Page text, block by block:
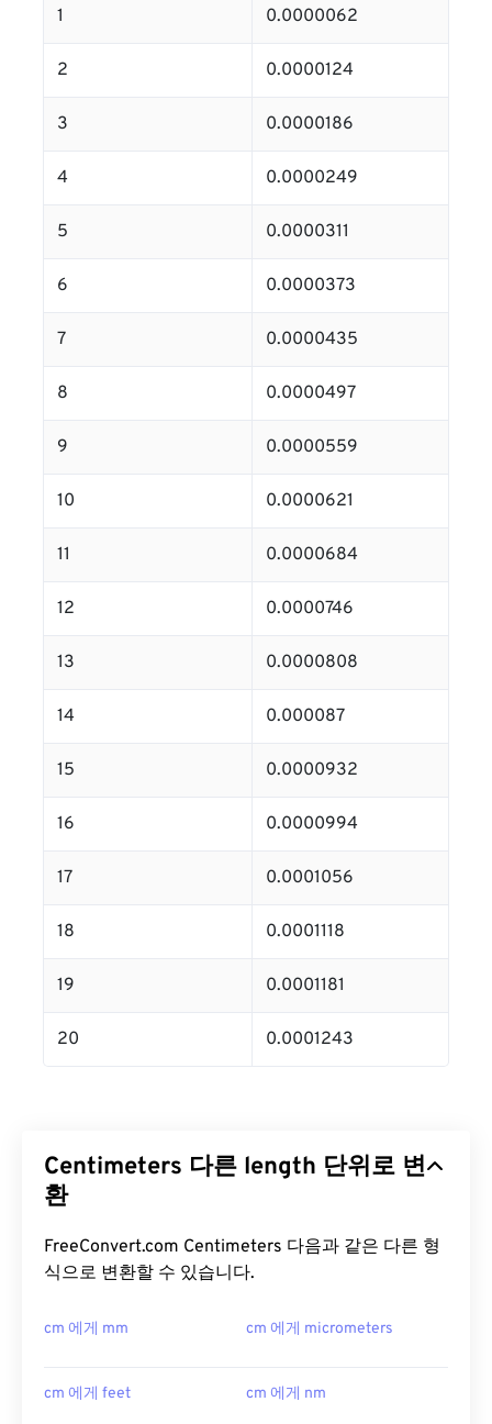
1 0.0000062
2 0.0000124
3 0.0000186
4 0.0000249
5 0.0000311
6 0.0000373
7 0.0000435
8 0.0000497
9 0.0000559
10 0.0000621
11 0.0000684
12 0.0000746
13 0.0000808
14 0.000087
15 0.0000932
16 0.0000994
17 0.0001056
18 0.0001118
19 0.0001181
20 0.0001243
Centimeters 다른 length 단위로 변
환
FreeConvert.com Centimeters 다음과 같은 다른 형
식으로 변환할 수 있습니다.
cm 에게 mm cm 에게 micrometers
cm 에게 feet cm 에게 nm